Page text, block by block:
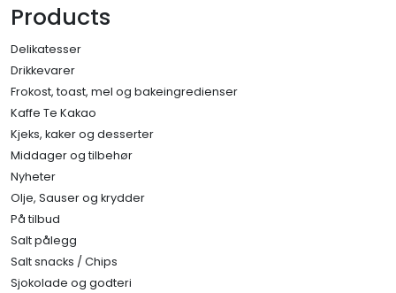
Products
Delikatesser
Drikkevarer
Frokost, toast, mel og bakeingredienser
Kaffe Te Kakao
Kjeks, kaker og desserter
Middager og tilbehør
Nyheter
Olje, Sauser og krydder
På tilbud
Salt pålegg
Salt snacks / Chips
Sjokolade og godteri